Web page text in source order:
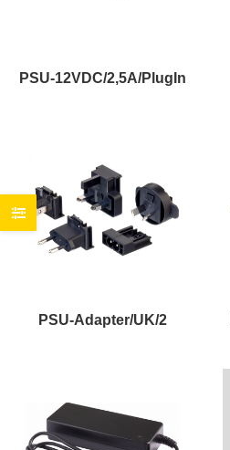
PSU-12VDC/2,5A/PlugIn
PSU-Adapter/UK/2